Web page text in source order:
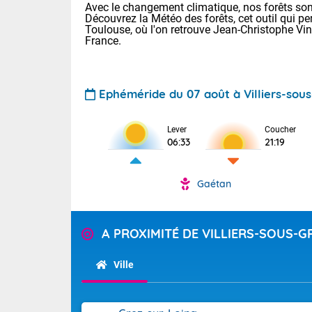
Pour la
Tendance
Avec le changement climatique, nos forêts
Découvrez la Météo des forêts, cet outil qui
Toulouse, où l'on retrouve Jean-Christophe
France.
Ephéméride du 07 août à Villiers-
Lever
06:33
Coucher
21:19
Gaétan
A PROXIMITÉ DE VILLIERS-SOUS-
Ville
Voici les
28 Lyon :
: 27 Nancy :
31 Lille : 26
Demain :
Calme,
alors que la